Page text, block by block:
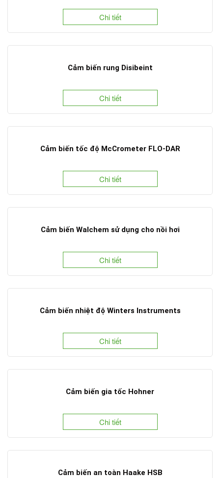
Chi tiết
Cảm biến rung Disibeint
Chi tiết
Cảm biến tốc độ McCrometer FLO-DAR
Chi tiết
Cảm biến Walchem sử dụng cho nồi hơi
Chi tiết
Cảm biến nhiệt độ Winters Instruments
Chi tiết
Cảm biến gia tốc Hohner
Chi tiết
Cảm biến an toàn Haake HSB